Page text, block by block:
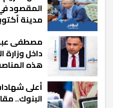
المقصود
مدينة
مصطفى عبد
داخل وزارة
هذه
أعلى
البنوك..